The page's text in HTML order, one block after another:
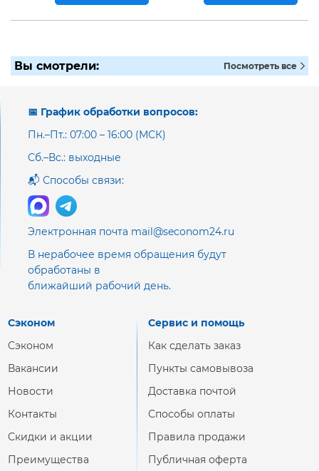
Вы смотрели: Посмотреть все
📅 График обработки вопросов:
Пн.–Пт.: 07:00 – 16:00 (МСК)
Сб.–Вс.: выходные
📬 Способы связи:
Электронная почта mail@seconom24.ru
В нерабочее время обращения будут
обработаны в
ближайший рабочий день.
Сэконом
Сэконом
Вакансии
Новости
Контакты
Скидки и акции
Преимущества
Сервис и помощь
Как сделать заказ
Пункты самовывоза
Доставка почтой
Способы оплаты
Правила продажи
Публичная оферта